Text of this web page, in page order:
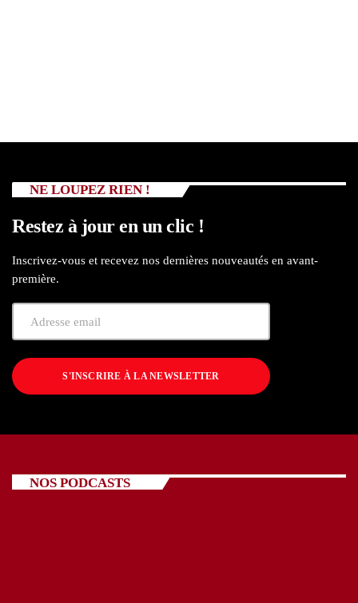
NE LOUPEZ RIEN !
Restez à jour en un clic !
Inscrivez-vous et recevez nos dernières nouveautés en avant-
première.
S'INSCRIRE À LA NEWSLETTER
NOS PODCASTS